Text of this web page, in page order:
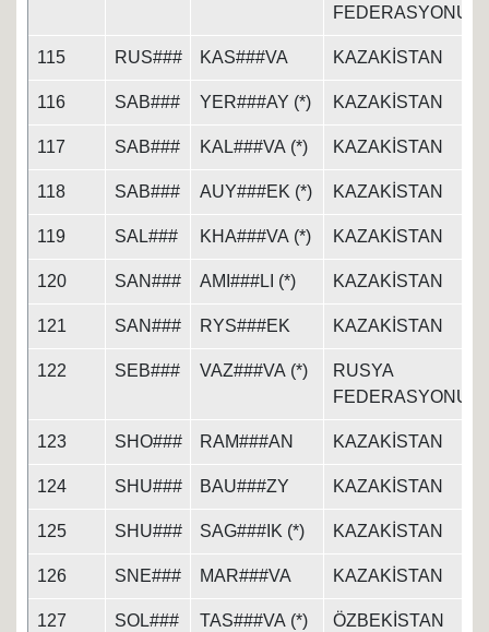
FEDERASYONU
115 RUS### KAS###VA KAZAKİSTAN
116 SAB### YER###AY (*) KAZAKİSTAN
117 SAB### KAL###VA (*) KAZAKİSTAN
118 SAB### AUY###EK (*) KAZAKİSTAN
119 SAL### KHA###VA (*) KAZAKİSTAN
120 SAN### AMI###LI (*) KAZAKİSTAN
121 SAN### RYS###EK KAZAKİSTAN
122 SEB### VAZ###VA (*)
RUSYA
FEDERASYONU
123 SHO### RAM###AN KAZAKİSTAN
124 SHU### BAU###ZY KAZAKİSTAN
125 SHU### SAG###IK (*) KAZAKİSTAN
126 SNE### MAR###VA KAZAKİSTAN
127 SOL### TAS###VA (*) ÖZBEKİSTAN